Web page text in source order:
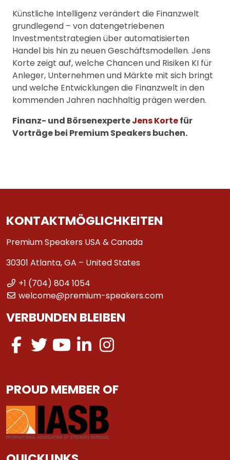
Künstliche Intelligenz verändert die Finanzwelt
grundlegend – von datengetriebenen
Investmentstrategien über automatisierten
Handel bis hin zu neuen Geschäftsmodellen. Jens
Korte zeigt auf, welche Chancen und Risiken KI für
Anleger, Unternehmen und Märkte mit sich bringt
und welche Entwicklungen die Finanzwelt in den
kommenden Jahren nachhaltig prägen werden.
Finanz- und BörsenexperteJens Kortefür
Vorträge bei Premium Speakers buchen.
KONTAKTMÖGLICHKEITEN
Premium Speakers USA & Canada
30301 Atlanta, GA – United States
+1 (704) 804 1054
welcome@premium-speakers.com
VERBUNDEN BLEIBEN
PROUD MEMBER OF